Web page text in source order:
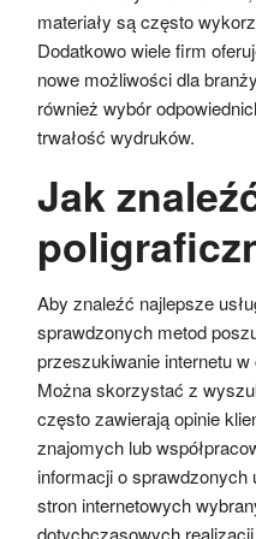
materiały są często
Dodatkowo wiele firm
nowe możliwości dla
również wybór
trwałość wydruków.
Jak
Aby znaleźć najlepsze
sprawdzonych metod
przeszukiwanie internetu
Można skorzystać z
często zawierają opinie
znajomych lub
informacji o sprawdzonych
stron internetowych
dotychczasowych